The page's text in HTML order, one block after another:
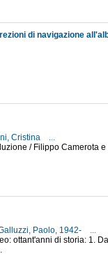
Cristina
...
/ Filippo Camerota
Paolo, 1942-
...
ottant'anni di storia: 1.